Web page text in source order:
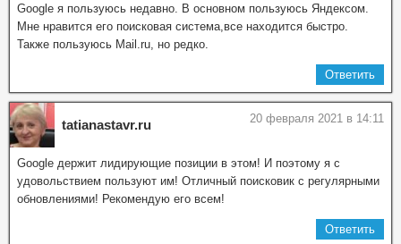
Google я пользуюсь недавно. В основном пользуюсь Яндексом.
Мне нравится его поисковая система,все находится быстро.
Также пользуюсь Mail.ru, но редко.
Ответить
tatianastavr.ru 20 февраля 2021 в 14:11
Google держит лидирующие позиции в этом! И поэтому я с
удовольствием пользуют им! Отличный поисковик с регулярными
обновлениями! Рекомендую его всем!
Ответить